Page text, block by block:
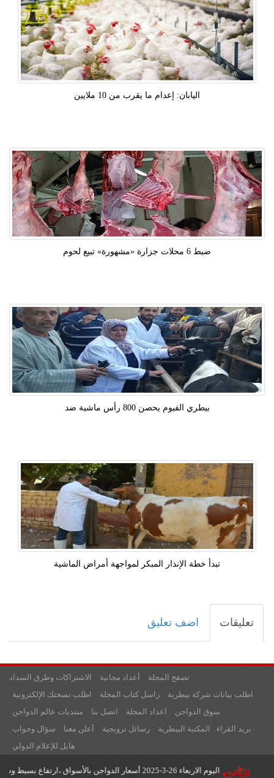
اليوم الاربعاء 26-3-2025 أسعار الدواجن بالأسواق ،ارتفاع بسيط وسجلت أسعار،الفراخ البيضاء103جنبه للكيلو،البانيه 220 جنيه ،الفراج البلدى 135جنيه للكيلو،الوراك 125جنيه للكيلو ، البط البلدى 130 جنيه للكيلو، البط الابيض 125جنيه . كما سجلت أسعار البيض في الأسواق استقرار للبيع للمستهلكين لتستقر عند مستويات 170جنيها للبيع النهائي للمستهلكين، وكرتونة البيض البلدى 180 جنيه
اليابان: إعدام ما يقرب من 10 ملايين
ضبط 6 محلات جزارة «مشهورة» تبيع لحوم
بيطري الفيوم يحصن 800 رأس ماشية ضد
تبدأ خطة الإنذار المبكر لمواجهة أمراض الماشية
تعليقات اضف تعليق
الاشتراكات وطرق السداد أعداد مجانية
تصفح المجلة
اطلب نسختك الإلكترونية
راسل كتاب المجلة
اطلب بيانات شركة بيطرية
منتديات عالم الدواجن
اتصل بنا اعداد المجلة
سوق الدواجن
سؤال وجواب
أعلن معنا رسائل ترويجية المكتبة البيطرية
بريد القراء
هايل للإعلام الدولي